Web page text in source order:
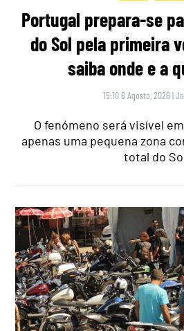
Portugal prepara-se
do Sol pela primeira
saiba onde e a
15:10 6 Agosto, 2026 |
O fenómeno será visível
apenas uma pequena zona
total do